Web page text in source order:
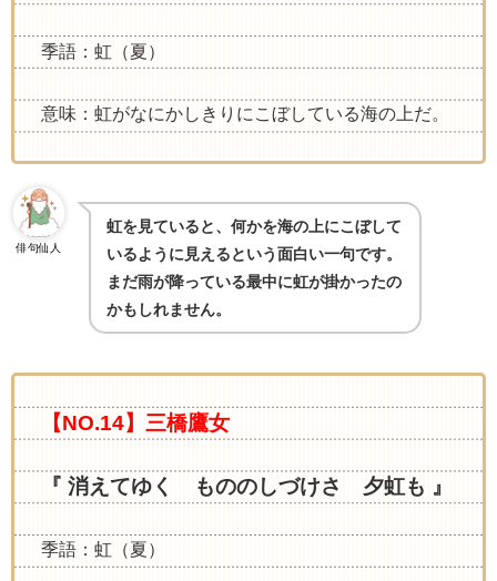
季語：虹（夏）
意味：虹がなにかしきりにこぼしている海の上だ。
俳句仙人
虹を見ていると、何かを海の上にこぼして
いるように見えるという面白い一句です。
まだ雨が降っている最中に虹が掛かったの
かもしれません。
【NO.14】三橋鷹女
『 消えてゆく もののしづけさ 夕虹も 』
季語：虹（夏）